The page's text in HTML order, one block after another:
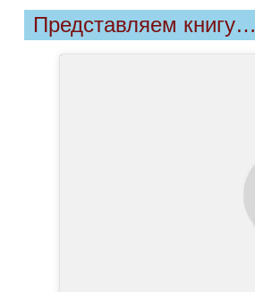
Представляем книгу…